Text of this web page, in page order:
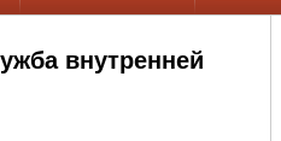
внутренней